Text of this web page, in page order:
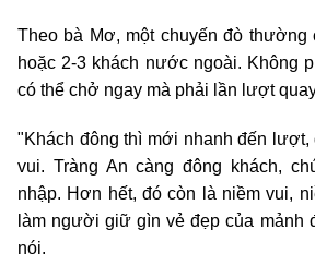
Theo bà Mơ, một chuyến đò thường
hoặc 2-3 khách nước ngoài. Không
có thể chở ngay mà phải lần lượt
"Khách đông thì mới nhanh đến lượt,
vui. Tràng An càng đông khách,
nhập. Hơn hết, đó còn là niềm vui,
làm người giữ gìn vẻ đẹp của mảnh
nói.